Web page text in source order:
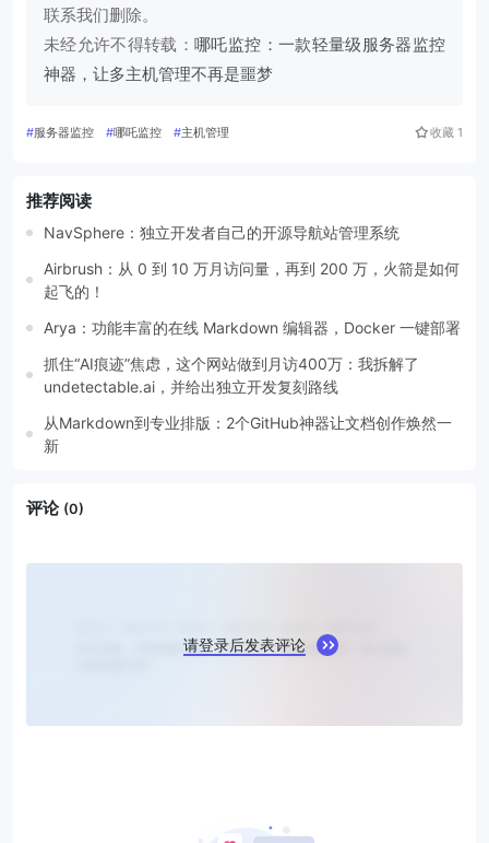
联系我们删除。
未经允许不得转载：哪吒监控：一款轻量级服务器监控
神器，让多主机管理不再是噩梦
#服务器监控 #哪吒监控 #主机管理 收藏 1
推荐阅读
NavSphere：独立开发者自己的开源导航站管理系统
Airbrush：从 0 到 10 万月访问量，再到 200 万，火箭是如何
起飞的！
Arya：功能丰富的在线 Markdown 编辑器，Docker 一键部署
抓住“AI痕迹”焦虑，这个网站做到月访400万：我拆解了
undetectable.ai，并给出独立开发复刻路线
从Markdown到专业排版：2个GitHub神器让文档创作焕然一
新
评论 (0)
请登录后发表评论